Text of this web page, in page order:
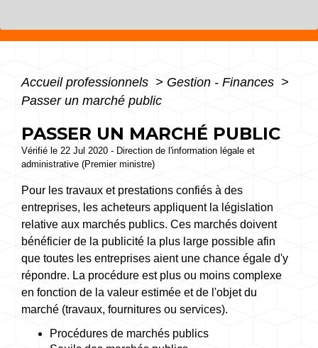
Accueil professionnels > Gestion - Finances >
Passer un marché public
PASSER UN MARCHÉ PUBLIC
Vérifié le 22 Jul 2020 - Direction de l'information légale et
administrative (Premier ministre)
Pour les travaux et prestations confiés à des
entreprises, les acheteurs appliquent la législation
relative aux marchés publics. Ces marchés doivent
bénéficier de la publicité la plus large possible afin
que toutes les entreprises aient une chance égale d'y
répondre. La procédure est plus ou moins complexe
en fonction de la valeur estimée et de l'objet du
marché (travaux, fournitures ou services).
Procédures de marchés publics